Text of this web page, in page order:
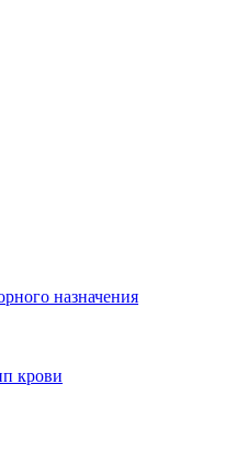
назначения
крови